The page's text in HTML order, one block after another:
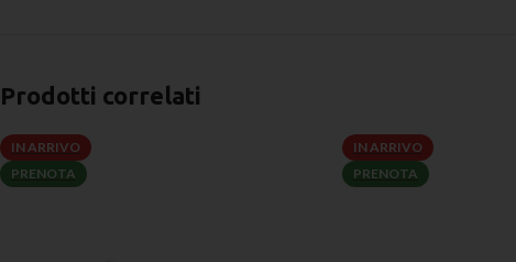
Prodotti correlati
IN ARRIVO
PRENOTA
IN ARRIVO
PRENOTA